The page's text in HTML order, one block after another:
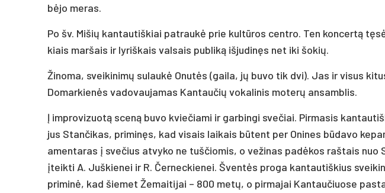
bė­jo me­ras.
Po šv. Mi­šių kan­tau­tiš­kiai pa­trau­kė prie kul­tū­ros cent­ro. Ten kon­cer­tą
kiais mar­šais ir ly­riš­kais val­sais pub­li­ką iš­ju­di­nęs net iki šo­kių.
Ži­no­ma, svei­ki­ni­mų su­lau­kė Onu­tės (gai­la, jų bu­vo tik dvi). Jas ir vi­sus
Do­mar­kie­nės va­do­vau­ja­mas Kan­tau­čių vo­ka­li­nis mo­te­rų an­samb­lis.
Į imp­ro­vi­zuo­tą sce­ną bu­vo kvie­čia­mi ir gar­bin­gi sve­čiai. Pir­ma­sis
jus Stan­či­kas, pri­mi­nęs, kad vi­sais lai­kais bū­tent per Oni­nes bū­da­vo
a­men­ta­ras į sve­čius at­vy­ko ne tuš­čio­mis, o ve­ži­nas pa­dė­kos raš­tais nuo
įteik­ti A. Juš­kie­nei ir R. Čer­nec­kie­nei. Šven­tės pro­ga kan­tau­tiš­kius
pri­mi­nė, kad šie­met Že­mai­ti­jai – 800 me­tų, o pir­ma­jai Kan­tau­čiuo­se